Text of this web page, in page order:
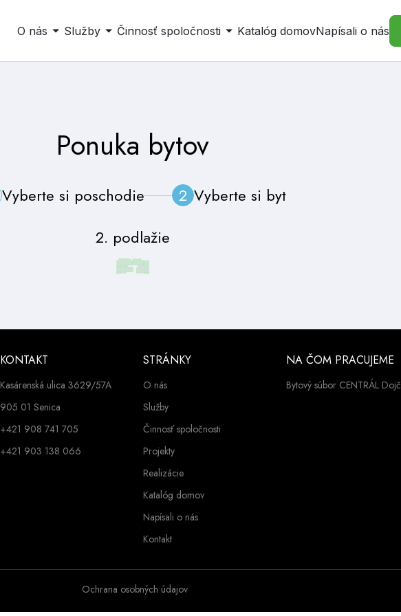
O nás Služby Činnosť spoločnosti Katalóg domovNapísali o nás
Ponuka bytov
Vyberte si poschodie 2 Vyberte si byt
2. podlažie
KONTAKT
Kasárenská ulica 3629/57A
905 01 Senica
+421 908 741 705
+421 903 138 066
STRÁNKY
O nás
Služby
Činnosť spoločnosti
Projekty
Realizácie
Katalóg domov
Napísali o nás
Kontakt
NA ČOM PRACUJEME
Bytový súbor CENTRÁL Dojč
Ochrana osobných údajov